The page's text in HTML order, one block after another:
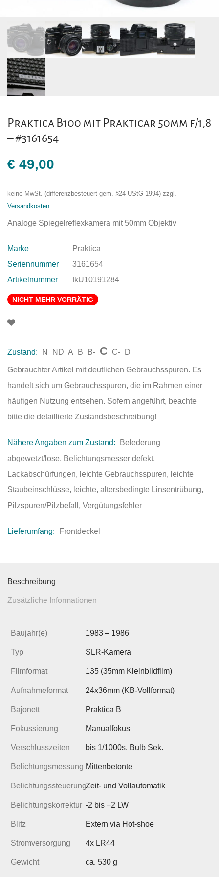
Praktica B100 mit Prakticar 50mm f/1,8
– #3161654
€ 49,00
keine MwSt. (differenzbesteuert gem. §24 UStG 1994) zzgl.
Versandkosten
Analoge Spiegelreflexkamera mit 50mm Objektiv
Marke
Praktica
Seriennummer
3161654
Artikelnummer
fkU10191284
NICHT MEHR VORRÄTIG
Zustand: N ND A B B- C C- D
Gebrauchter Artikel mit deutlichen Gebrauchsspuren. Es
handelt sich um Gebrauchsspuren, die im Rahmen einer
häufigen Nutzung entsehen. Sofern angeführt, beachte
bitte die detaillierte Zustandsbeschreibung!
Nähere Angaben zum Zustand:
Belederung
abgewetzt/lose, Belichtungsmesser defekt,
Lackabschürfungen, leichte Gebrauchsspuren, leichte
Staubeinschlüsse, leichte, altersbedingte Linsentrübung,
Pilzspuren/Pilzbefall, Vergütungsfehler
Lieferumfang: Frontdeckel
Beschreibung
Zusätzliche Informationen
Baujahr(e) 1983 – 1986
Typ SLR-Kamera
Filmformat 135 (35mm Kleinbildfilm)
Aufnahmeformat 24x36mm (KB-Vollformat)
Bajonett Praktica B
Fokussierung Manualfokus
Verschlusszeiten bis 1/1000s, Bulb Sek.
Belichtungsmessung Mittenbetonte
BelichtungssteuerungZeit- und Vollautomatik
Belichtungskorrektur -2 bis +2 LW
Blitz Extern via Hot-shoe
Stromversorgung 4x LR44
Gewicht ca. 530 g